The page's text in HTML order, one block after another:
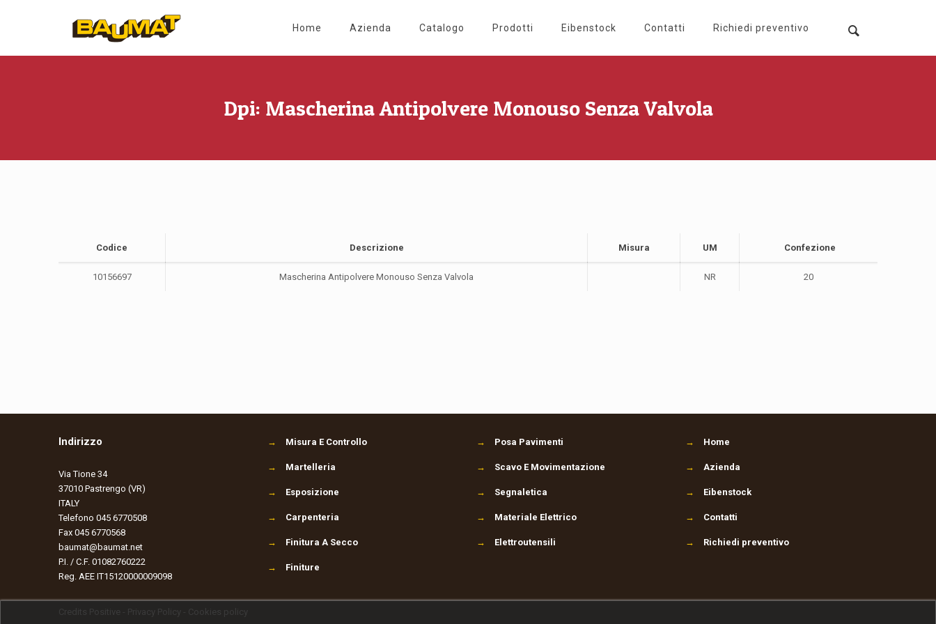
Home Azienda Catalogo Prodotti Eibenstock Contatti Richiedi preventivo
Dpi: Mascherina Antipolvere Monouso Senza Valvola
Codice Descrizione Misura UM Confezione
10156697 Mascherina Antipolvere Monouso Senza Valvola NR 20
Indirizzo
Via Tione 34
37010 Pastrengo (VR)
ITALY
Telefono 045 6770508
Fax 045 6770568
baumat@baumat.net
P.I. / C.F. 01082760222
Reg. AEE IT15120000009098
→ Misura E Controllo
→ Martelleria
→ Esposizione
→ Carpenteria
→ Finitura A Secco
→ Finiture
→ Posa Pavimenti
→ Scavo E Movimentazione
→ Segnaletica
→ Materiale Elettrico
→ Elettroutensili
→ Home
→ Azienda
→ Eibenstock
→ Contatti
→ Richiedi preventivo
Credits Positive Privacy Policy Cookies policy